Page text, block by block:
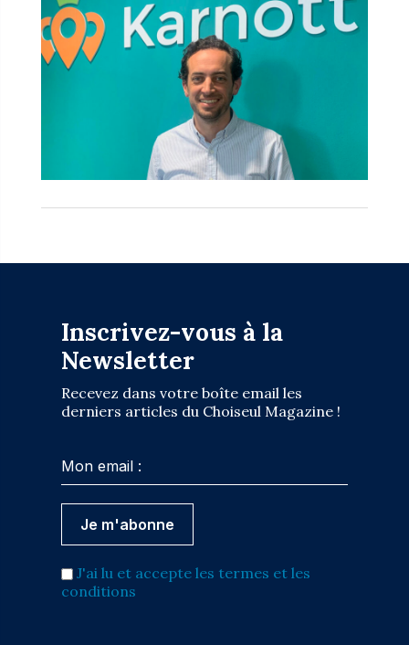
Inscrivez-vous à la
Newsletter
Recevez dans votre boîte email les
derniers articles du Choiseul Magazine !
J'ai lu et accepte les termes et les
conditions